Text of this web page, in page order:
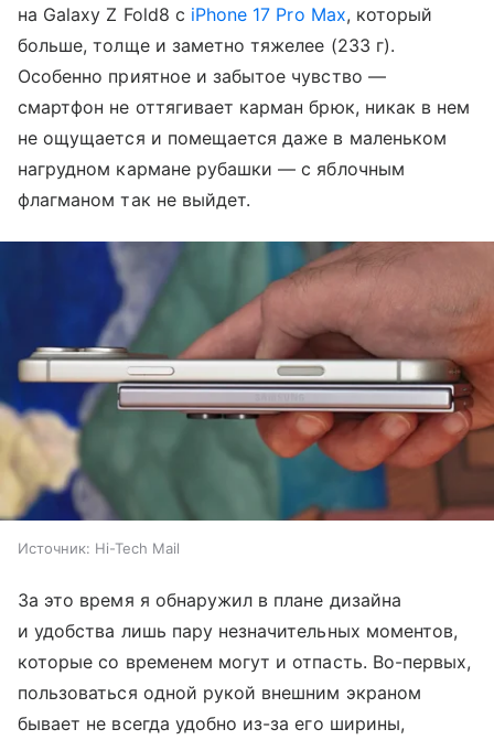
на Galaxy Z Fold8 с iPhone 17 Pro Max, который
больше, толще и заметно тяжелее (233 г).
Особенно приятное и забытое чувство —
смартфон не оттягивает карман брюк, никак в нем
не ощущается и помещается даже в маленьком
нагрудном кармане рубашки — с яблочным
флагманом так не выйдет.
Источник: Hi-Tech Mail
За это время я обнаружил в плане дизайна
и удобства лишь пару незначительных моментов,
которые со временем могут и отпасть. Во-первых,
пользоваться одной рукой внешним экраном
бывает не всегда удобно из-за его ширины,